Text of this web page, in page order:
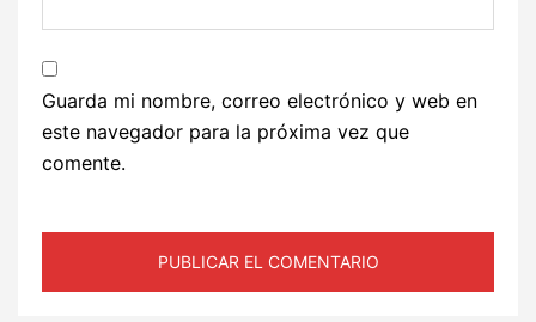
Guarda mi nombre, correo electrónico y web en
este navegador para la próxima vez que
comente.